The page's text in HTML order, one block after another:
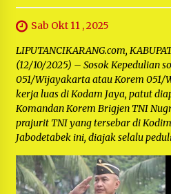
Sab Okt 11 , 2025
LIPUTANCIKARANG.com,
(12/10/2025) – Sosok Kepedulian
051/Wijayakarta atau Korem 051/
kerja luas di Kodam Jaya, patut
Komandan Korem Brigjen TNI
prajurit TNI yang tersebar di
Jabodetabek ini, diajak selalu